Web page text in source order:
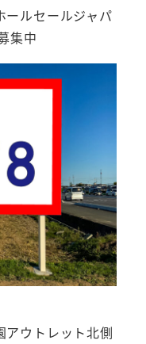
ルセールジャパ
集中
ウトレット北側